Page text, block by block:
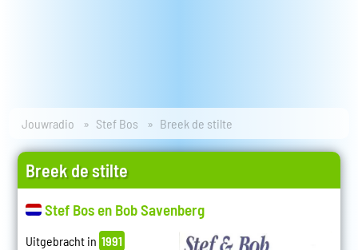
Jouwradio Stef Bos Breek de stilte
Breek de stilte
Stef Bos en Bob Savenberg
Uitgebracht in 1991